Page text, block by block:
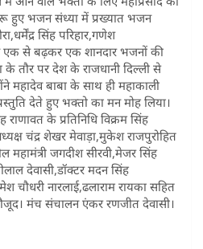
हुए भजन संध्या में प्रख्यात भजन
सिंह परिहार,गणेश
एक से बढ़कर एक शानदार भजनों की
के तौर पर देश के राजधानी दिल्ली से
महादेव बाबा के साथ ही महाकाली
देते हुए भक्तो का मन मोह लिया।
के प्रतिनिधि विक्रम सिंह
चंद्र शेखर मेवाड़ा,मुकेश राजपुरोहित
महामंत्री जगदीश सीरवी,मेजर सिंह
देवासी,डॉक्टर मदन सिंह
चौधरी नारलाई,ढलाराम रायका सहित
मंच संचालन एंकर रणजीत देवासी।